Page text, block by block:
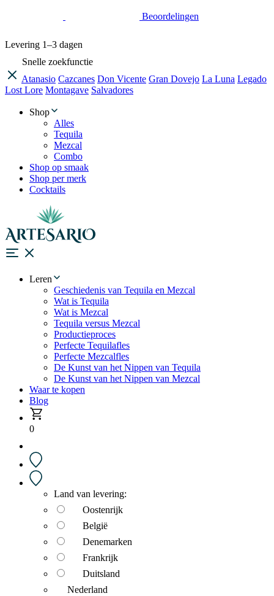
Beoordelingen
Levering 1–3 dagen
Snelle zoekfunctie
Atanasio Cazcanes Don Vicente Gran Dovejo La Luna Legado
Lost Lore Montagave Salvadores
Shop
Alles
Tequila
Mezcal
Combo
Shop op smaak
Shop per merk
Cocktails
Leren
Geschiedenis van Tequila en Mezcal
Wat is Tequila
Wat is Mezcal
Tequila versus Mezcal
Productieproces
Perfecte Tequilafles
Perfecte Mezcalfles
De Kunst van het Nippen van Tequila
De Kunst van het Nippen van Mezcal
Waar te kopen
Blog
0
Land van levering:
Oostenrijk
België
Denemarken
Frankrijk
Duitsland
Nederland